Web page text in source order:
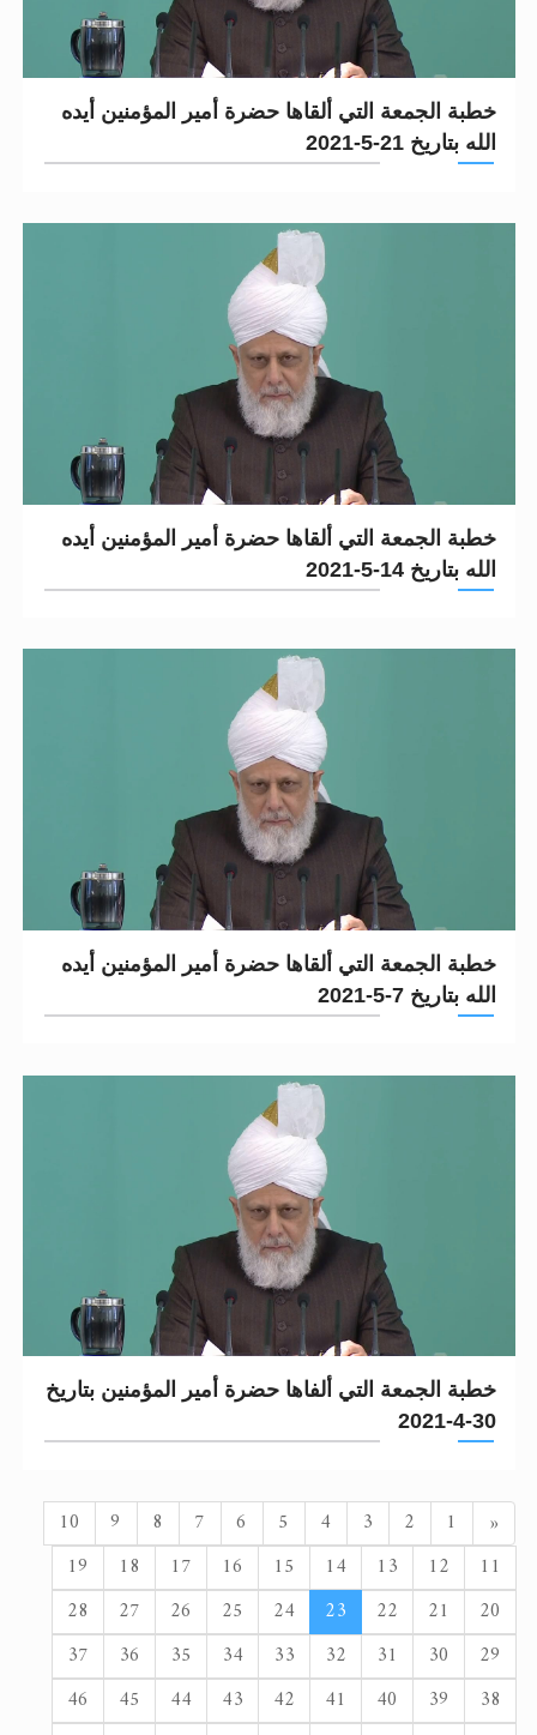
خطبة الجمعة التي ألقاها حضرة أمير المؤمنين أيده
الله بتاريخ 21-5-2021
خطبة الجمعة التي ألقاها حضرة أمير المؤمنين أيده
الله بتاريخ 14-5-2021
خطبة الجمعة التي ألقاها حضرة أمير المؤمنين أيده
الله بتاريخ 7-5-2021
خطبة الجمعة التي ألفاها حضرة أمير المؤمنين بتاريخ
30-4-2021
« السابق1
2
3
4
5
6
7
8
9
10
11
12
13
14
15
16
17
18
19
20
21
22
23
24
25
26
27
28
29
30
31
32
33
34
35
36
37
38
39
40
41
42
43
44
45
46